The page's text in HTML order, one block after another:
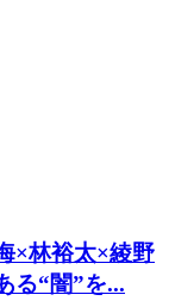
×林裕太×綾野
る“闇”を...